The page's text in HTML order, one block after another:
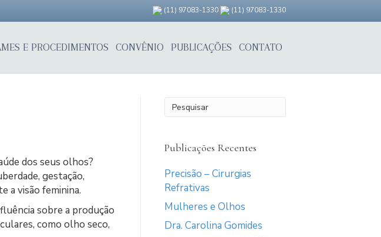
(11) 97083-1330 (11) 97083-1330
E PROCEDIMENTOS CONVÊNIO PUBLICAÇÕES CONTATO
dos seus olhos?
gestação,
a visão feminina.
sobre a produção
como olho seco,
Publicações Recentes
Precisão – Cirurgias
Refrativas
Mulheres e Olhos
Dra. Carolina Gomides